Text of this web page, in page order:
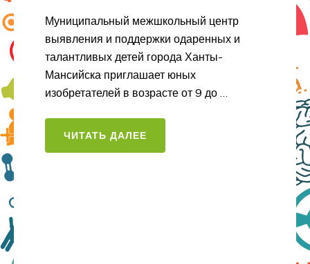
Муниципальный межшкольный центр
выявления и поддержки одаренных и
талантливых детей города Ханты-
Мансийска приглашает юных
изобретателей в возрасте от 9 до …
ЧИТАТЬ ДАЛЕЕ